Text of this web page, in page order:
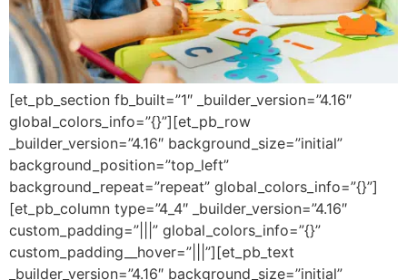
[et_pb_section fb_built=”1″ _builder_version=”4.16″
global_colors_info=”{}”][et_pb_row
_builder_version=”4.16″ background_size=”initial”
background_position=”top_left”
background_repeat=”repeat” global_colors_info=”{}”]
[et_pb_column type=”4_4″ _builder_version=”4.16″
custom_padding=”|||” global_colors_info=”{}”
custom_padding__hover=”|||”][et_pb_text
_builder_version=”4.16″ background_size=”initial”